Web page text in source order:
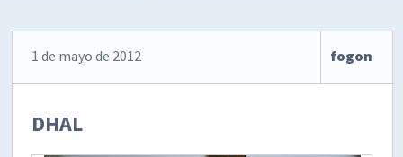
1 de mayo de 2012 fogon
DHAL